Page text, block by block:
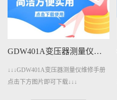
GDW401A变压器测量仪维修手册下载
↓↓↓GDW401A变压器测量仪维修手册
点击下方图片即可下载↓↓↓